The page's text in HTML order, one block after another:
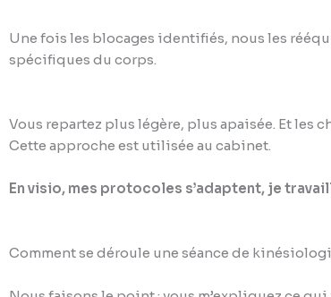
Une fois les blocages identifiés, nous les
spécifiques du corps.
Vous repartez plus légère, plus apaisée. Et les
Cette approche est utilisée au cabinet.
En visio, mes protocoles s’adaptent, je
Comment se déroule une séance de